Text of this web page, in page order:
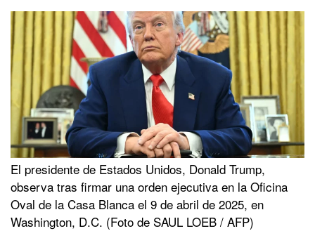
El presidente de Estados Unidos, Donald Trump,
observa tras firmar una orden ejecutiva en la Oficina
Oval de la Casa Blanca el 9 de abril de 2025, en
Washington, D.C. (Foto de SAUL LOEB / AFP)